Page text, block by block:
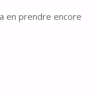
en prendre encore